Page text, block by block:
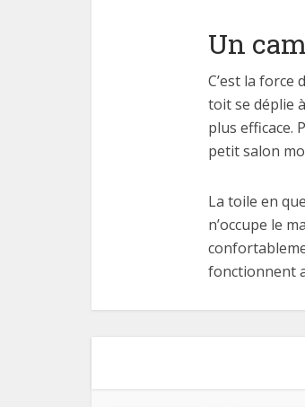
Un
C’est la
toit se déplie
plus efficace.
petit salon
La toile en
n’occupe le
fonctionnent